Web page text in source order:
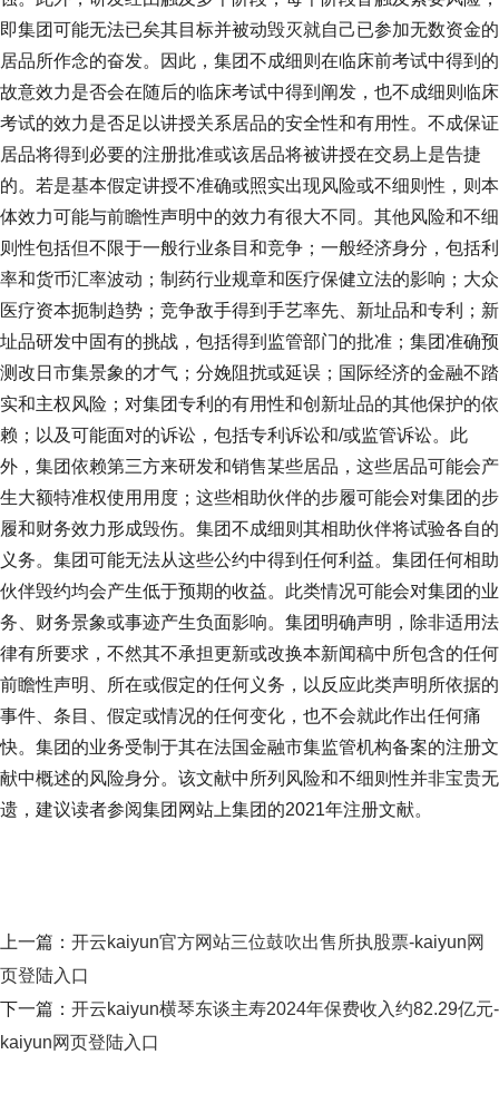
即集团可能无法已矣其目标并被动毁灭就自己已参加无数资金的
居品所作念的奋发。因此，集团不成细则在临床前考试中得到的
故意效力是否会在随后的临床考试中得到阐发，也不成细则临床
考试的效力是否足以讲授关系居品的安全性和有用性。不成保证
居品将得到必要的注册批准或该居品将被讲授在交易上是告捷
的。若是基本假定讲授不准确或照实出现风险或不细则性，则本
体效力可能与前瞻性声明中的效力有很大不同。其他风险和不细
则性包括但不限于一般行业条目和竞争；一般经济身分，包括利
率和货币汇率波动；制药行业规章和医疗保健立法的影响；大众
医疗资本扼制趋势；竞争敌手得到手艺率先、新址品和专利；新
址品研发中固有的挑战，包括得到监管部门的批准；集团准确预
测改日市集景象的才气；分娩阻扰或延误；国际经济的金融不踏
实和主权风险；对集团专利的有用性和创新址品的其他保护的依
赖；以及可能面对的诉讼，包括专利诉讼和/或监管诉讼。此
外，集团依赖第三方来研发和销售某些居品，这些居品可能会产
生大额特准权使用用度；这些相助伙伴的步履可能会对集团的步
履和财务效力形成毁伤。集团不成细则其相助伙伴将试验各自的
义务。集团可能无法从这些公约中得到任何利益。集团任何相助
伙伴毁约均会产生低于预期的收益。此类情况可能会对集团的业
务、财务景象或事迹产生负面影响。集团明确声明，除非适用法
律有所要求，不然其不承担更新或改换本新闻稿中所包含的任何
前瞻性声明、所在或假定的任何义务，以反应此类声明所依据的
事件、条目、假定或情况的任何变化，也不会就此作出任何痛
快。集团的业务受制于其在法国金融市集监管机构备案的注册文
献中概述的风险身分。该文献中所列风险和不细则性并非宝贵无
遗，建议读者参阅集团网站上集团的2021年注册文献。
上一篇： 开云kaiyun官方网站三位鼓吹出售所执股票-kaiyun网
页登陆入口
下一篇： 开云kaiyun横琴东谈主寿2024年保费收入约82.29亿元-
kaiyun网页登陆入口